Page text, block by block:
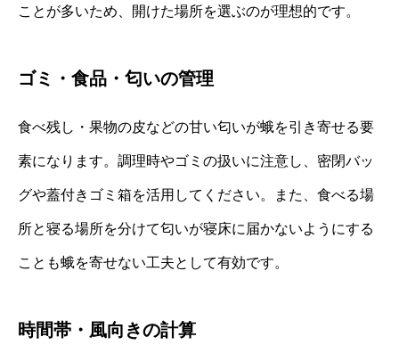
ことが多いため、開けた場所を選ぶのが理想的です。
ゴミ・食品・匂いの管理
食べ残し・果物の皮などの甘い匂いが蛾を引き寄せる要
素になります。調理時やゴミの扱いに注意し、密閉バッ
グや蓋付きゴミ箱を活用してください。また、食べる場
所と寝る場所を分けて匂いが寝床に届かないようにする
ことも蛾を寄せない工夫として有効です。
時間帯・風向きの計算